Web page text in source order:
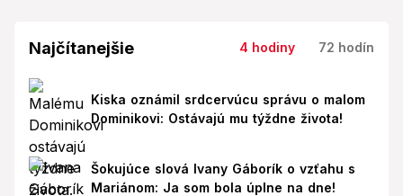
Najčítanejšie 4 hodiny 72 hodín
Kiska oznámil srdcervúcu správu o malom
Dominikovi: Ostávajú mu týždne života!
Šokujúce slová Ivany Gáborík o vzťahu s
Mariánom: Ja som bola úplne na dne!